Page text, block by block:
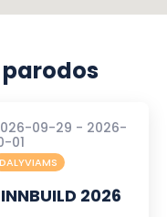
09-29 - 2026-
01
DALYVIAMS
2026